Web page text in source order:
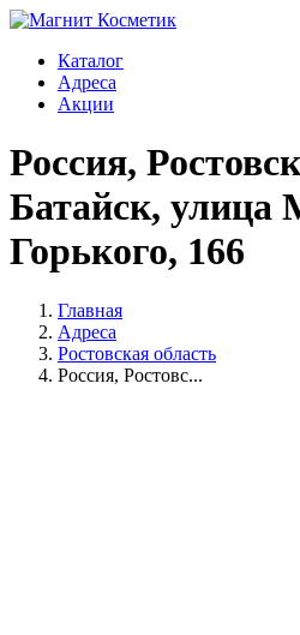
Каталог
Адреса
Акции
Россия,
Батайск, улица
Горького, 166
Главная
Адреса
Ростовская область
Россия, Ростовс...